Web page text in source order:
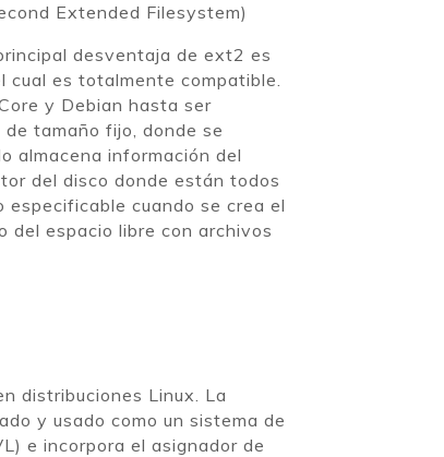
Extended Filesystem)
desventaja de ext2 es
cual es totalmente compatible.
y Debian hasta ser
tamaño fijo, donde se
almacena información del
del disco donde están todos
cuando se crea el
del espacio libre con archivos
distribuciones Linux. La
y usado como un sistema de
e incorpora el asignador de